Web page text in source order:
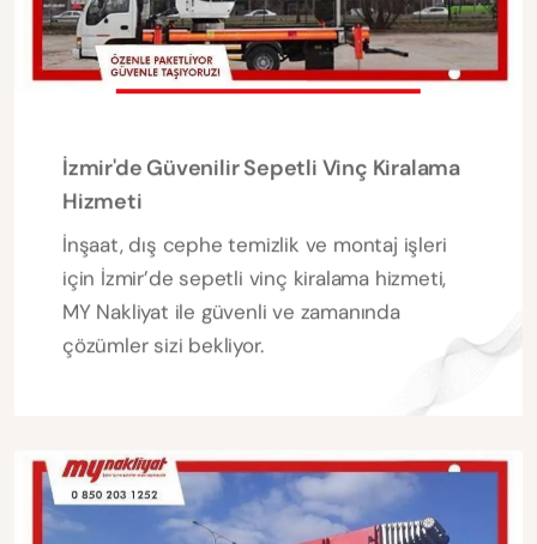
İzmir'de Güvenilir Sepetli Vinç Kiralama
Hizmeti
İnşaat, dış cephe temizlik ve montaj işleri
için İzmir’de sepetli vinç kiralama hizmeti,
MY Nakliyat ile güvenli ve zamanında
çözümler sizi bekliyor.